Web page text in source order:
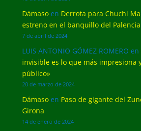
Dámasoen Derrota para Chuchi
estreno en el banquillo del
7 de abril de 2024
LUIS ANTONIO GÓMEZ ROMERO en
invisible es lo que más impresiona
público»
20 de marzo de 2024
Dámasoen Paso de gigante del
Girona
14 de enero de 2024